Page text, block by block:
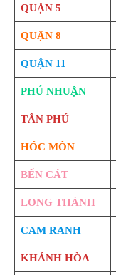
QUẬN 5
QUẬN 8
QUẬN 11
PHÚ NHUẬN
TÂN PHÚ
HÓC MÔN
BẾN CÁT
LONG THÀNH
CAM RANH
KHÁNH HÒA